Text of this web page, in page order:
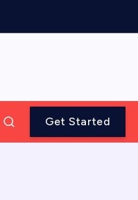
Get Started